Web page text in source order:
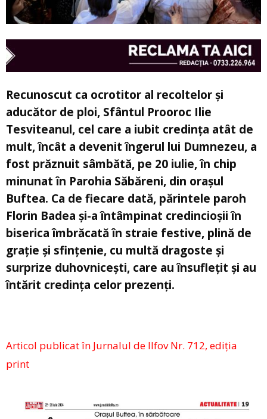
Recunoscut ca ocrotitor al recoltelor și
aducător de ploi, Sfântul Prooroc Ilie
Tesviteanul, cel care a iubit credința atât de
mult, încât a devenit îngerul lui Dumnezeu, a
fost prăznuit sâmbătă, pe 20 iulie, în chip
minunat în Parohia Săbăreni, din orașul
Buftea. Ca de fiecare dată, părintele paroh
Florin Badea și-a întâmpinat credincioșii în
biserica îmbrăcată în straie festive, plină de
grație și sfințenie, cu multă dragoste și
surprize duhovnicești, care au însuflețit și au
întărit credința celor prezenți.
Articol publicat în Jurnalul de Ilfov Nr. 712, ediția
print